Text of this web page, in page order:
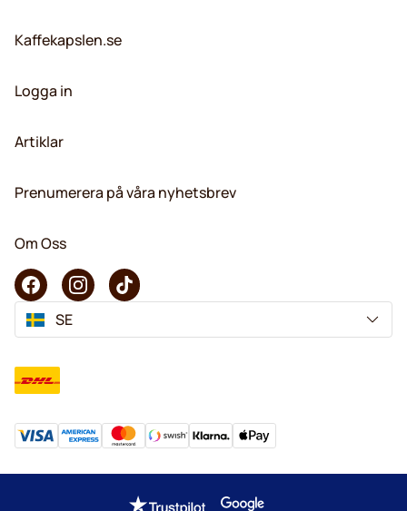
Kaffekapslen.se
Logga in
Artiklar
Prenumerera på våra nyhetsbrev
Om Oss
SE